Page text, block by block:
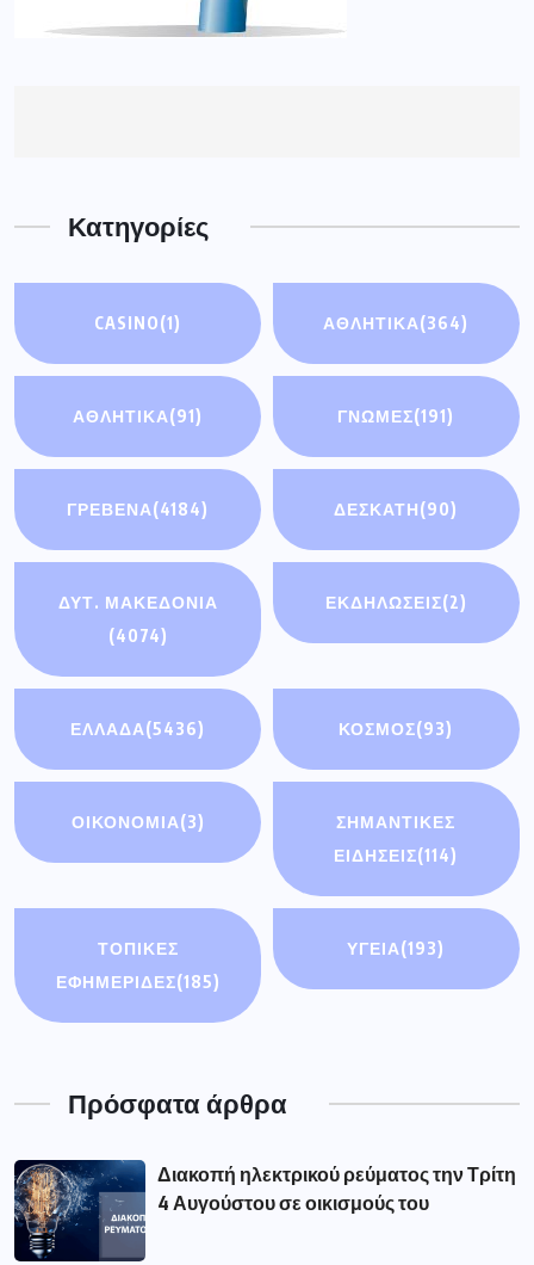
Κατηγορίες
CASINO(1) ΑΘΛΗΤΙΚΑ(364)
ΑΘΛΗΤΙΚΆ(91) ΓΝΩΜΕΣ(191)
ΓΡΕΒΕΝΑ(4184) ΔΕΣΚΑΤΗ(90)
ΔΥΤ. ΜΑΚΕΔΟΝΙΑ
(4074)
ΕΚΔΗΛΩΣΕΙΣ(2)
ΕΛΛΑΔΑ(5436) ΚΟΣΜΟΣ(93)
ΟΙΚΟΝΟΜΊΑ(3)
ΣΗΜΑΝΤΙΚΈΣ
ΕΙΔΉΣΕΙΣ(114)
ΤΟΠΙΚΕΣ
ΕΦΗΜΕΡΙΔΕΣ(185)
ΥΓΕΙΑ(193)
Πρόσφατα άρθρα
Διακοπή ηλεκτρικού ρεύματος την Τρίτη
4 Αυγούστου σε οικισμούς του